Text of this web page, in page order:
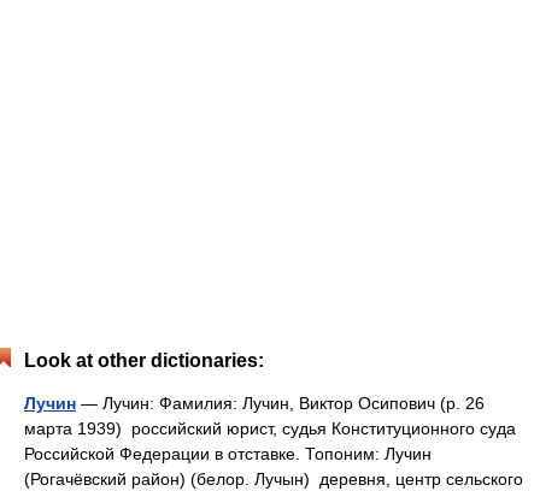
Look at other dictionaries:
Лучин — Лучин: Фамилия: Лучин, Виктор Осипович (р. 26
марта 1939) российский юрист, судья Конституционного суда
Российской Федерации в отставке. Топоним: Лучин
(Рогачёвский район) (белор. Лучын) деревня, центр сельского